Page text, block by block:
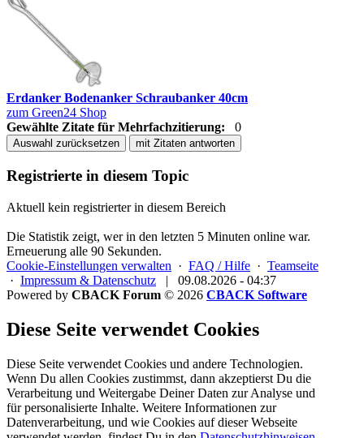
Erdanker Bodenanker Schraubanker 40cm
zum Green24 Shop
Gewählte Zitate für Mehrfachzitierung:
0
Auswahl zurücksetzen mit Zitaten antworten
Registrierte in diesem Topic
Aktuell kein registrierter in diesem Bereich
Die Statistik zeigt, wer in den letzten 5 Minuten online war.
Erneuerung alle 90 Sekunden.
Cookie-Einstellungen verwalten · FAQ / Hilfe · Teamseite
· Impressum & Datenschutz |
09.08.2026 - 04:37
Powered by CBACK Forum © 2026 CBACK Software
Diese Seite verwendet Cookies
Diese Seite verwendet Cookies und andere Technologien.
Wenn Du allen Cookies zustimmst, dann akzeptierst Du die
Verarbeitung und Weitergabe Deiner Daten zur Analyse und
für personalisierte Inhalte. Weitere Informationen zur
Datenverarbeitung, und wie Cookies auf dieser Webseite